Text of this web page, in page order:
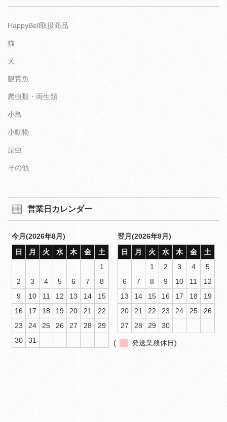
HappyBell取扱商品
猫
犬
観賞魚
爬虫類・両生類
小鳥
小動物
昆虫
その他
営業日カレンダー
今月(2026年8月)
日
月 火 水 木 金
土
1
2
3 4 5 6 7
8
9
10 11 12 13 14
15
16
17 18 19 20 21
22
23
24 25 26 27 28
29
30
31
翌月(2026年9月)
日
月 火 水 木 金
土
1
2 3 4
5
6
7 8 9 10 11
12
13
14 15 16 17 18
19
20
21 22 23 24 25
26
27
28 29 30
( 発送業務休日)